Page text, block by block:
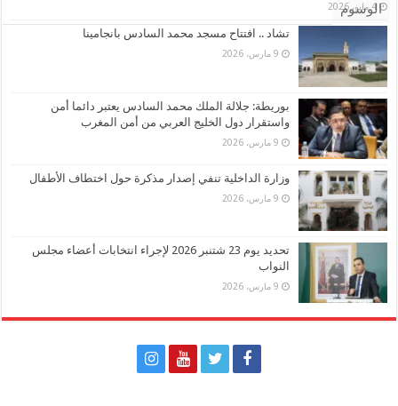
الوسوم
4 مايو، 2026
تشاد .. افتتاح مسجد محمد السادس بانجامينا
9 مارس، 2026
بوريطة: جلالة الملك محمد السادس يعتبر دائما أمن
واستقرار دول الخليج العربي من أمن المغرب
9 مارس، 2026
وزارة الداخلية تنفي إصدار مذكرة حول اختطاف الأطفال
9 مارس، 2026
تحديد يوم 23 شتنبر 2026 لإجراء انتخابات أعضاء مجلس
النواب
9 مارس، 2026